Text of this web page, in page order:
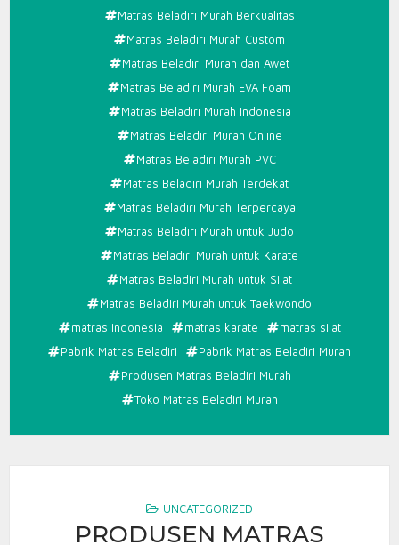
Matras Beladiri Murah Berkualitas
Matras Beladiri Murah Custom
Matras Beladiri Murah dan Awet
Matras Beladiri Murah EVA Foam
Matras Beladiri Murah Indonesia
Matras Beladiri Murah Online
Matras Beladiri Murah PVC
Matras Beladiri Murah Terdekat
Matras Beladiri Murah Terpercaya
Matras Beladiri Murah untuk Judo
Matras Beladiri Murah untuk Karate
Matras Beladiri Murah untuk Silat
Matras Beladiri Murah untuk Taekwondo
matras indonesia
matras karate
matras silat
Pabrik Matras Beladiri
Pabrik Matras Beladiri Murah
Produsen Matras Beladiri Murah
Toko Matras Beladiri Murah
UNCATEGORIZED
PRODUSEN MATRAS